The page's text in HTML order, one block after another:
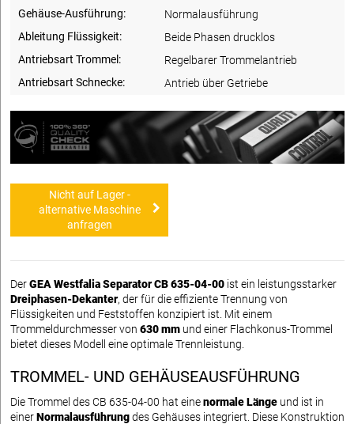
Gehäuse-Ausführung:
Normalausführung
Ableitung Flüssigkeit:
Beide Phasen drucklos
Antriebsart Trommel:
Regelbarer Trommelantrieb
Antriebsart Schnecke:
Antrieb über Getriebe
Nicht auf Lager -
alternative Maschine
anfragen
DerGEA Westfalia Separator CB 635-04-00 ist ein leistungsstarker
Dreiphasen-Dekanter, der für die effiziente Trennung von
Flüssigkeiten und Feststoffen konzipiert ist. Mit einem
Trommeldurchmesser von 630 mm und einer Flachkonus-Trommel
bietet dieses Modell eine optimale Trennleistung.
TROMMEL- UND GEHÄUSEAUSFÜHRUNG
Die Trommel des CB 635-04-00 hat einenormale Länge und ist in
einerNormalausführungdes Gehäuses integriert. Diese Konstruktion